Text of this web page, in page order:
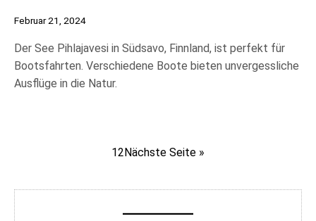
Februar 21, 2024
Der See Pihlajavesi in Südsavo, Finnland, ist perfekt für
Bootsfahrten. Verschiedene Boote bieten unvergessliche
Ausflüge in die Natur.
12 Nächste Seite »